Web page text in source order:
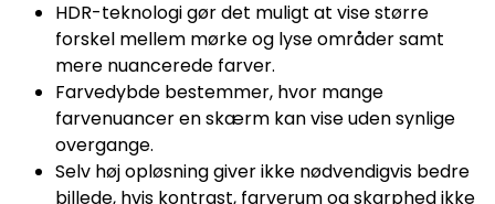
HDR-teknologi gør det muligt at vise større
forskel mellem mørke og lyse områder samt
mere nuancerede farver.
Farvedybde bestemmer, hvor mange
farvenuancer en skærm kan vise uden synlige
overgange.
Selv høj opløsning giver ikke nødvendigvis bedre
billede, hvis kontrast, farverum og skarphed ikke